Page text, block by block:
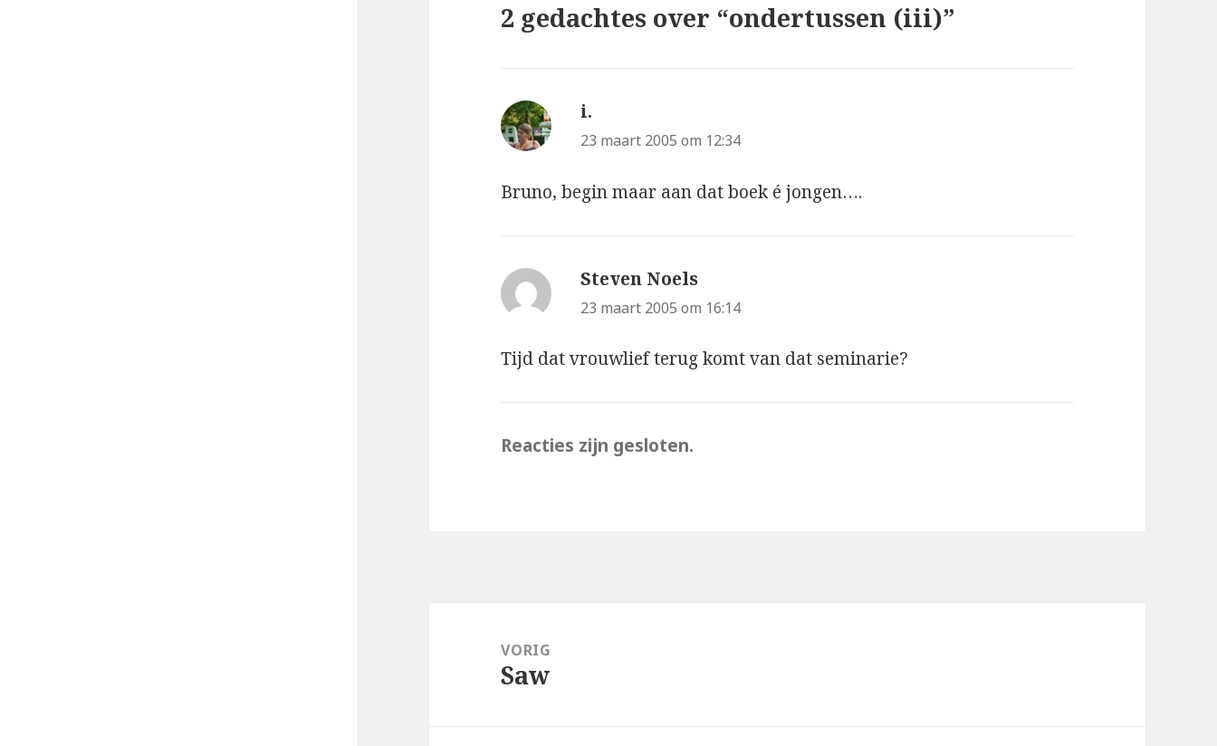
2 gedachtes over “ondertussen (iii)”
i.
23 maart 2005 om 12:34
Bruno, begin maar aan dat boek é jongen….
Steven Noels
23 maart 2005 om 16:14
Tijd dat vrouwlief terug komt van dat seminarie?
Reacties zijn gesloten.
navigatieVORIG
Vorig
Saw